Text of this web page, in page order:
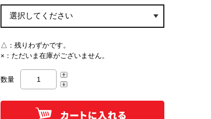
△： 残りわずかです。
×： ただいま在庫がございません。
数量